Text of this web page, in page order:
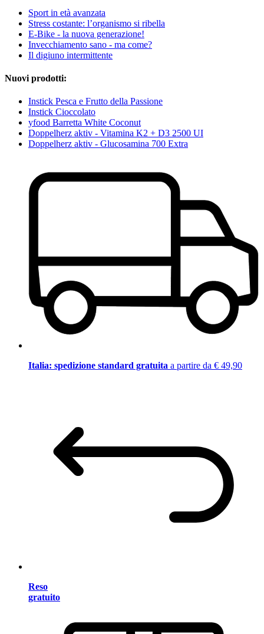
Sport in età avanzata
Stress costante: l’organismo si ribella
E-Bike - la nuova generazione!
Invecchiamento sano - ma come?
Il digiuno intermittente
Nuovi prodotti:
Instick Pesca e Frutto della Passione
Instick Cioccolato
yfood Barretta White Coconut
Doppelherz aktiv - Vitamina K2 + D3 2500 UI
Doppelherz aktiv - Glucosamina 700 Extra
Italia: spedizione standard gratuita a partire da € 49,90
Reso
gratuito